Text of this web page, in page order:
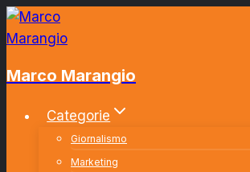
Salta
al
Marco Marangio
Categorie
Giornalismo
Marketing